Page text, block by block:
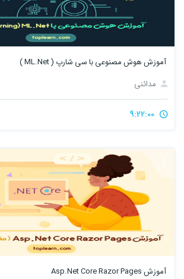
آموزش هوش مصنوعی با سی شارپ ( ML.Net )
مدائنی
آموزش Asp.Net Core Razor Pages